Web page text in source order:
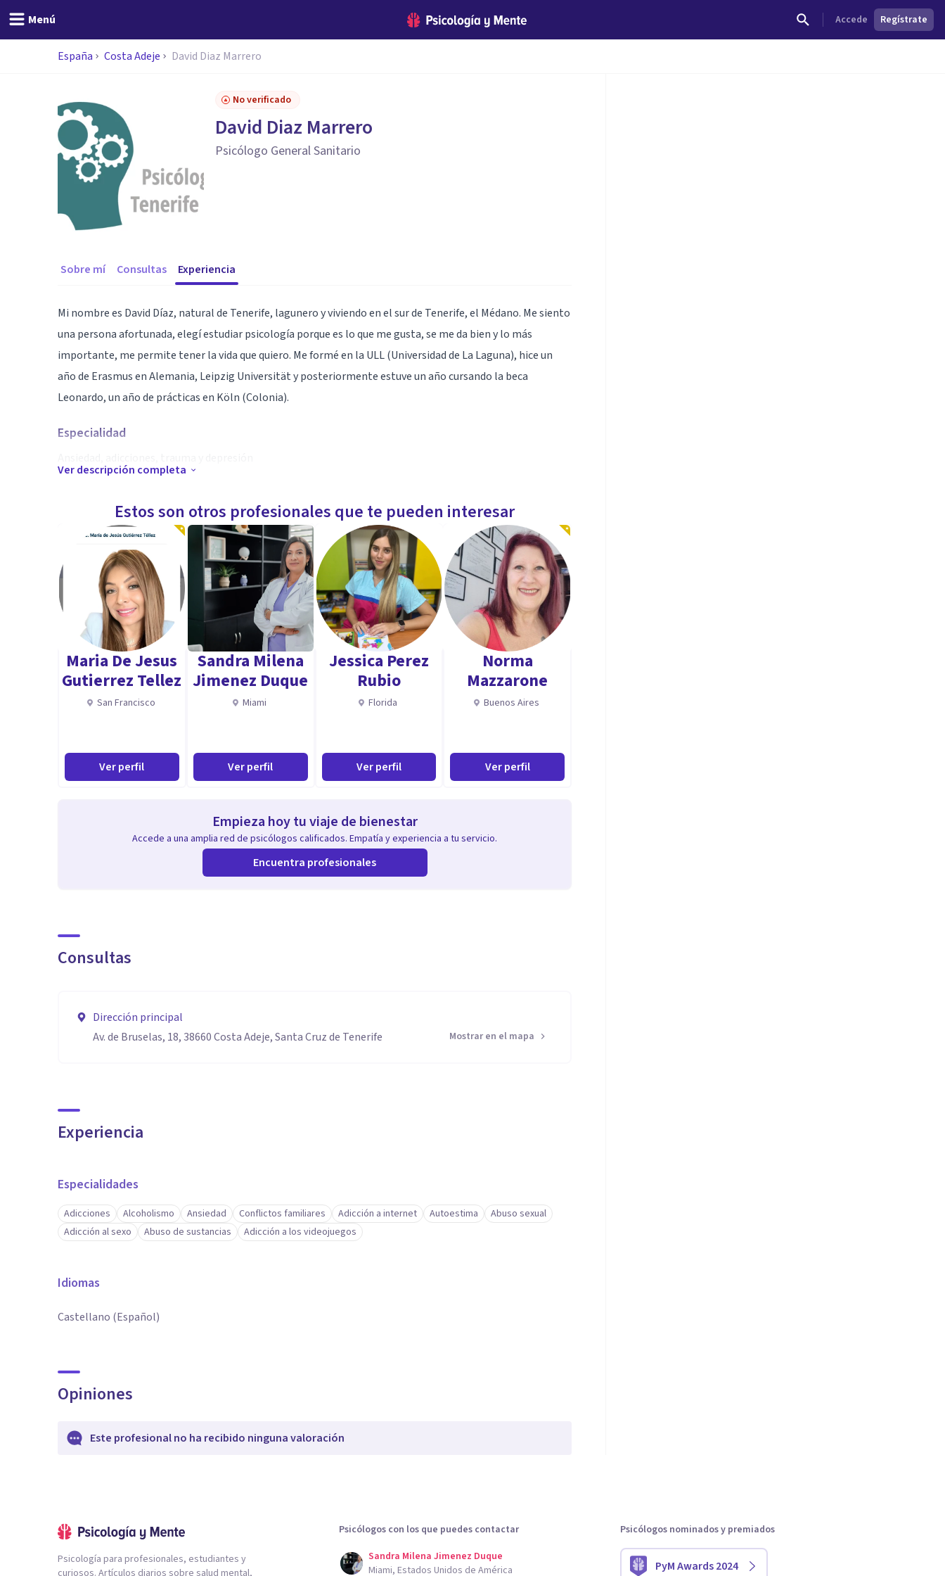
Menú Accede Regístrate
España Costa Adeje David Diaz Marrero
No verificado
David Diaz Marrero
Psicólogo General Sanitario
Sobre mí Consultas Experiencia
Mi nombre es David Díaz, natural de Tenerife, lagunero y viviendo en el sur de Tenerife, el Médano. Me siento
una persona afortunada, elegí estudiar psicología porque es lo que me gusta, se me da bien y lo más
importante, me permite tener la vida que quiero. Me formé en la ULL (Universidad de La Laguna), hice un
año de Erasmus en Alemania, Leipzig Universität y posteriormente estuve un año cursando la beca
Leonardo, un año de prácticas en Köln (Colonia).
Especialidad
Cercano, empático y eficaz
Ver descripción completa
Estos son otros profesionales que te pueden interesar
Maria De Jesus
Gutierrez Tellez
San Francisco
Ver perfil
Sandra Milena
Jimenez Duque
Miami
Ver perfil
Jessica Perez
Rubio
Florida
Ver perfil
Norma
Mazzarone
Buenos Aires
Ver perfil
Empieza hoy tu viaje de bienestar
Accede a una amplia red de psicólogos calificados. Empatía y experiencia a tu servicio.
Encuentra profesionales
Consultas
Dirección principal
Av. de Bruselas, 18, 38660 Costa Adeje, Santa Cruz de Tenerife
Mostrar en el mapa
Experiencia
Especialidades
Adicciones Alcoholismo Ansiedad Conflictos familiares Adicción a internet Autoestima
Abuso sexual
Adicción al sexo
Abuso de sustancias Adicción a los videojuegos
Idiomas
Castellano (Español)
Opiniones
Este profesional no ha recibido ninguna valoración
Psicología para profesionales, estudiantes y
curiosos. Artículos diarios sobre salud mental,
Psicólogos con los que puedes contactar
Sandra Milena Jimenez Duque
Miami, Estados Unidos de América
Psicólogos nominados y premiados
PyM Awards 2024